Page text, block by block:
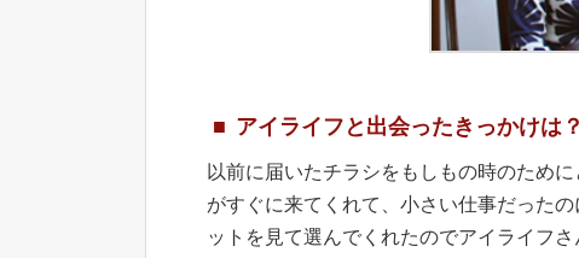
アイライフと出会ったきっかけは？
以前に届いたチラシをもしもの時のため
がすぐに来てくれて、小さい仕事だった
ットを見て選んでくれたのでアイライフさ